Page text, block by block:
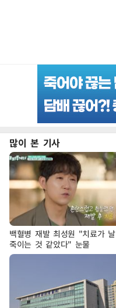
많이 본 기사
백혈병 재발 최성원 "치료가 날
죽이는 것 같았다" 눈물